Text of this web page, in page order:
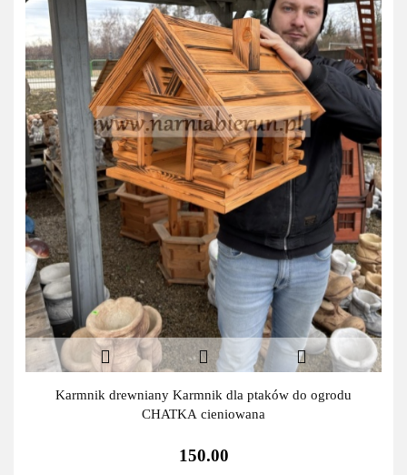
Karmnik drewniany Karmnik dla ptaków do ogrodu
CHATKA cieniowana
150.00